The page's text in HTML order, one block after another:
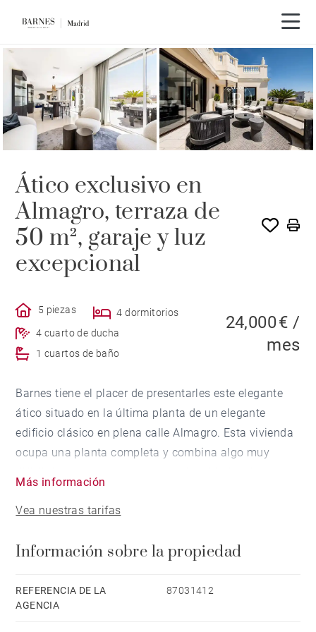
Recorrido en vídeo
Ático exclusivo en
Almagro, terraza de
50 m², garaje y luz
excepcional
5 piezas
4 dormitorios
4 cuarto de ducha
1 cuartos de baño
24,000 € /
mes
Barnes tiene el placer de presentarles este elegante
ático situado en la última planta de un elegante
edificio clásico en plena calle Almagro. Esta vivienda
ocupa una planta completa y combina algo muy
aproximadamente 50 m² perfectamente integrada en
distinta. La altura, los grandes ventanales y las vistas
despejadas generan una atmósfera de calma y
Más información
Vea nuestras tarifas
Información sobre la propiedad
REFERENCIA DE LA
AGENCIA
87031412